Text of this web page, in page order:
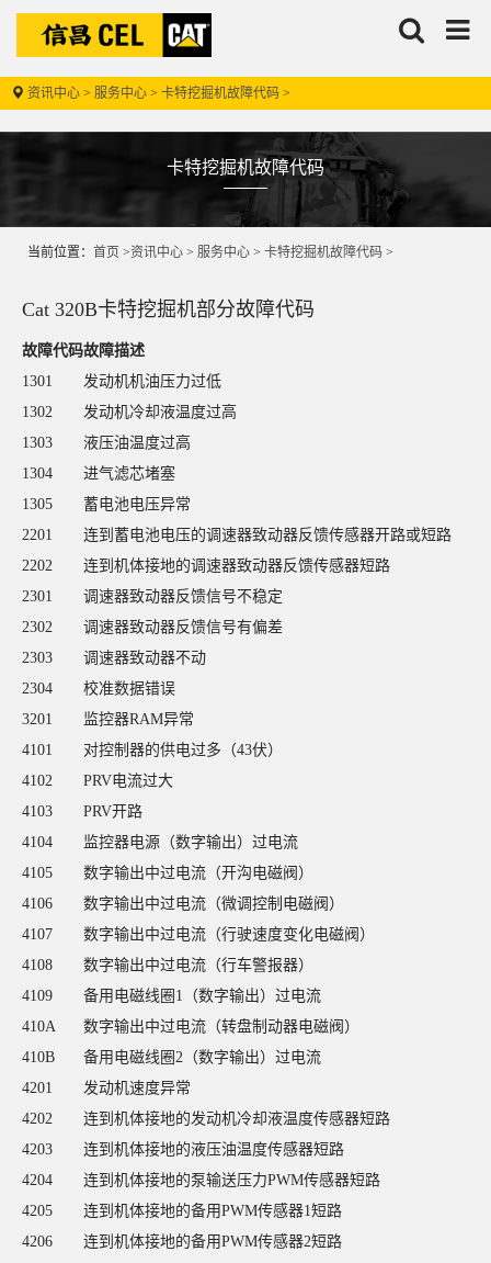
信
搜
资讯中心 > 服务中心 > 卡特挖掘机故障代码 >
卡特挖掘机故障代码
-
当前位置： 首页 >资讯中心 > 服务中心 > 卡特挖掘机故障代码 >
Cat 320B卡特挖掘机部分故障代码
故障代码故障描述
1301
发动机机油压力过低
1302
发动机冷却液温度过高
1303
液压油温度过高
1304
进气滤芯堵塞
1305
蓄电池电压异常
2201
连到蓄电池电压的调速器致动器反馈传感器开路或短路
2202
连到机体接地的调速器致动器反馈传感器短路
2301
调速器致动器反馈信号不稳定
2302
调速器致动器反馈信号有偏差
2303
调速器致动器不动
2304
校准数据错误
3201
监控器RAM异常
4101
对控制器的供电过多（43伏）
4102
PRV电流过大
4103
PRV开路
4104
监控器电源（数字输出）过电流
4105
数字输出中过电流（开沟电磁阀）
4106
数字输出中过电流（微调控制电磁阀）
4107
数字输出中过电流（行驶速度变化电磁阀）
4108
数字输出中过电流（行车警报器）
4109
备用电磁线圈1（数字输出）过电流
410A
数字输出中过电流（转盘制动器电磁阀）
410B
备用电磁线圈2（数字输出）过电流
4201
发动机速度异常
4202
连到机体接地的发动机冷却液温度传感器短路
4203
连到机体接地的液压油温度传感器短路
4204
连到机体接地的泵输送压力PWM传感器短路
4205
连到机体接地的备用PWM传感器1短路
4206
连到机体接地的备用PWM传感器2短路